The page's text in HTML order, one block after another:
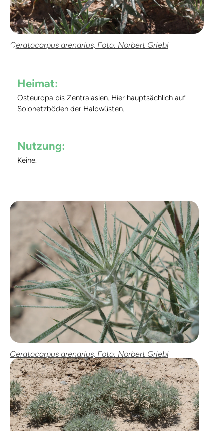
Ceratocarpus arenarius, Foto: Norbert Griebl
Heimat:
Osteuropa bis Zentralasien. Hier hauptsächlich auf
Solonetzböden der Halbwüsten.
Nutzung:
Keine.
Ceratocarpus arenarius, Foto: Norbert Griebl